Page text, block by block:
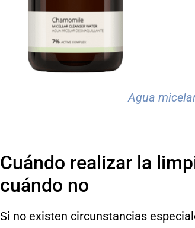
Agua
Cuándo realizar la
cuándo no
Si no existen circunstancias